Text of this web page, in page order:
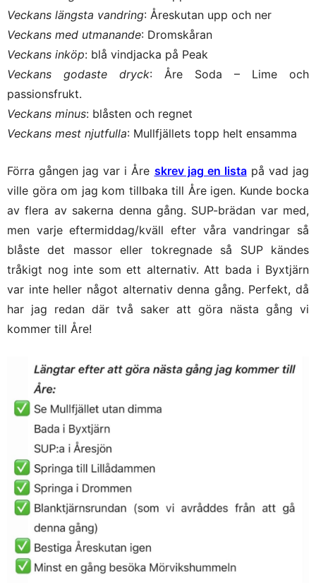
Veckans längsta vandring: Åreskutan upp och ner
Veckans med utmanande: Dromskåran
Veckans inköp: blå vindjacka på Peak
Veckans godaste dryck: Åre Soda – Lime och
passionsfrukt.
Veckans minus: blåsten och regnet
Veckans mest njutfulla: Mullfjällets topp helt ensamma
Förra gången jag var i Åre skrev jag en listapå vad jag
ville göra om jag kom tillbaka till Åre igen. Kunde bocka
av flera av sakerna denna gång. SUP-brädan var med,
men varje eftermiddag/kväll efter våra vandringar så
blåste det massor eller tokregnade så SUP kändes
tråkigt nog inte som ett alternativ. Att bada i Byxtjärn
var inte heller något alternativ denna gång. Perfekt, då
har jag redan där två saker att göra nästa gång vi
kommer till Åre!